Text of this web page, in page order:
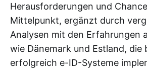
Herausforderungen und
Mittelpunkt, ergänzt durch
Analysen mit den Erfahrungen
wie Dänemark und Estland, die
erfolgreich e-ID-Systeme